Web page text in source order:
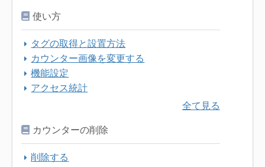
使い方
タグの取得と設置方法
カウンター画像を変更する
機能設定
アクセス統計
全て見る
カウンターの削除
削除する